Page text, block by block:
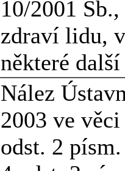
10/2001
zdraví lidu,
některé
Nález
2003 ve
odst. 2